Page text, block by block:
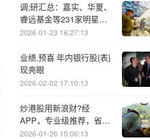
调;研汇总：嘉实、华夏、
睿远基金等231家明星机
构调研水晶光电！
2026-01-23 16:27:13
业绩.预喜 年内银行股{表}
现亮眼
2026-02-02 17:10:13
炒港股用新浪财?经
APP，专业级推荐，省
心、放心！
2026-01-26 15:06:13